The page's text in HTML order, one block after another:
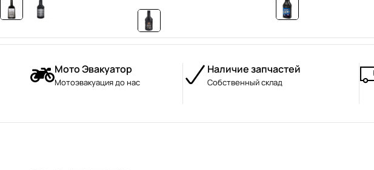
Мото Эвакуатор
Мотоэвакуация до нас
Наличие запчастей
Собственный склад